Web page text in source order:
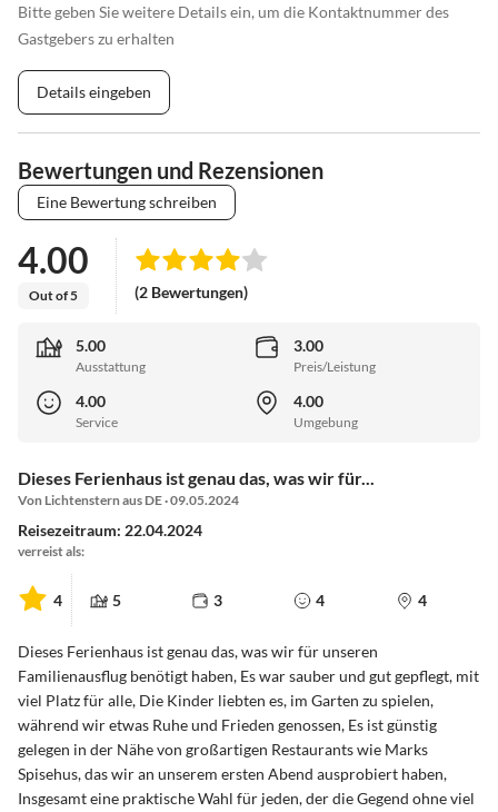
Bitte geben Sie weitere Details ein, um die Kontaktnummer des
Gastgebers zu erhalten
Details eingeben
Bewertungen und Rezensionen
Eine Bewertung schreiben
4.00
Out of 5 (2 Bewertungen)
5.00
Ausstattung
3.00
Preis/Leistung
4.00
Service
4.00
Umgebung
Dieses Ferienhaus ist genau das, was wir für...
Von Lichtenstern aus DE · 09.05.2024
Reisezeitraum: 22.04.2024
verreist als:
4 5 3 4 4
Dieses Ferienhaus ist genau das, was wir für unseren
Familienausflug benötigt haben, Es war sauber und gut gepflegt, mit
viel Platz für alle, Die Kinder liebten es, im Garten zu spielen,
während wir etwas Ruhe und Frieden genossen, Es ist günstig
gelegen in der Nähe von großartigen Restaurants wie Marks
Spisehus, das wir an unserem ersten Abend ausprobiert haben,
Insgesamt eine praktische Wahl für jeden, der die Gegend ohne viel